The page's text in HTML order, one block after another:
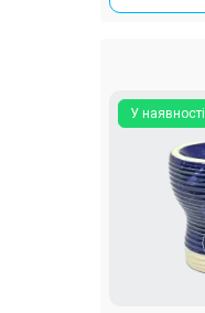
У наявності